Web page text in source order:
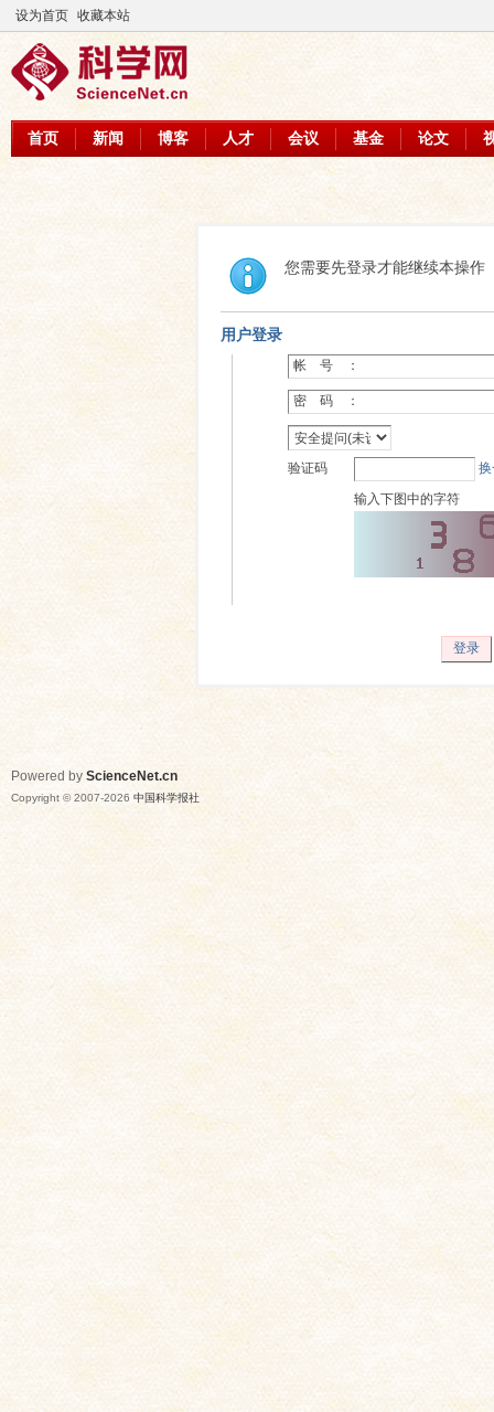
设为首页 收藏本站
首页 新闻 博客 人才 会议 基金 论文
您需要先登录才能继续本操作
用户登录
帐 号 ：
密 码 ：
验证码
输入下图中的字符
登录
Powered by ScienceNet.cn
Copyright © 2007-2026 中国科学报社